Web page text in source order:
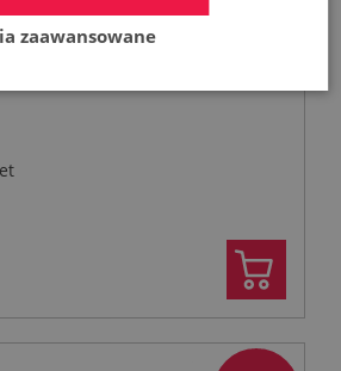
zaawansowane